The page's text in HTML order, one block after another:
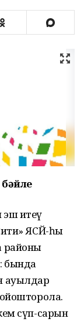
бәйле
эш итеү
ЯСЙ-һы
районы
бында
ауылдар
сүп-сарын